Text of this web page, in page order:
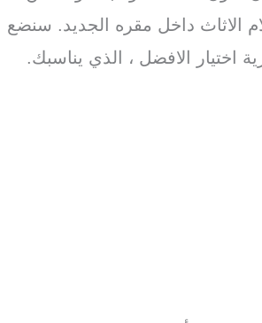
الاثاث داخل مقره الجديد. سنضع
اختيار الافضل ، الذي يناسبك.